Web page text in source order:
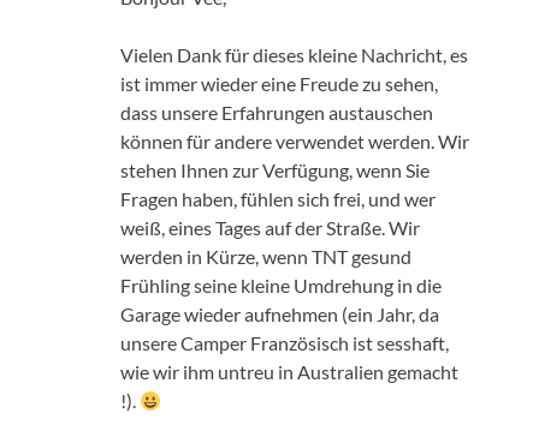
Vielen Dank für dieses kleine Nachricht, es
ist immer wieder eine Freude zu sehen,
dass unsere Erfahrungen austauschen
können für andere verwendet werden. Wir
stehen Ihnen zur Verfügung, wenn Sie
Fragen haben, fühlen sich frei, und wer
weiß, eines Tages auf der Straße. Wir
werden in Kürze, wenn TNT gesund
Frühling seine kleine Umdrehung in die
Garage wieder aufnehmen (ein Jahr, da
unsere Camper Französisch ist sesshaft,
wie wir ihm untreu in Australien gemacht
!).